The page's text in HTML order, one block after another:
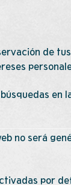
de
no será
por